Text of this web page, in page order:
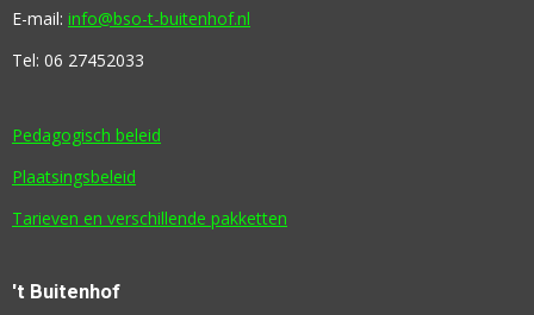
E-mail: info@bso-t-buitenhof.nl
Tel: 06 27452033
Pedagogisch beleid
Plaatsingsbeleid
Tarieven en verschillende pakketten
't Buitenhof